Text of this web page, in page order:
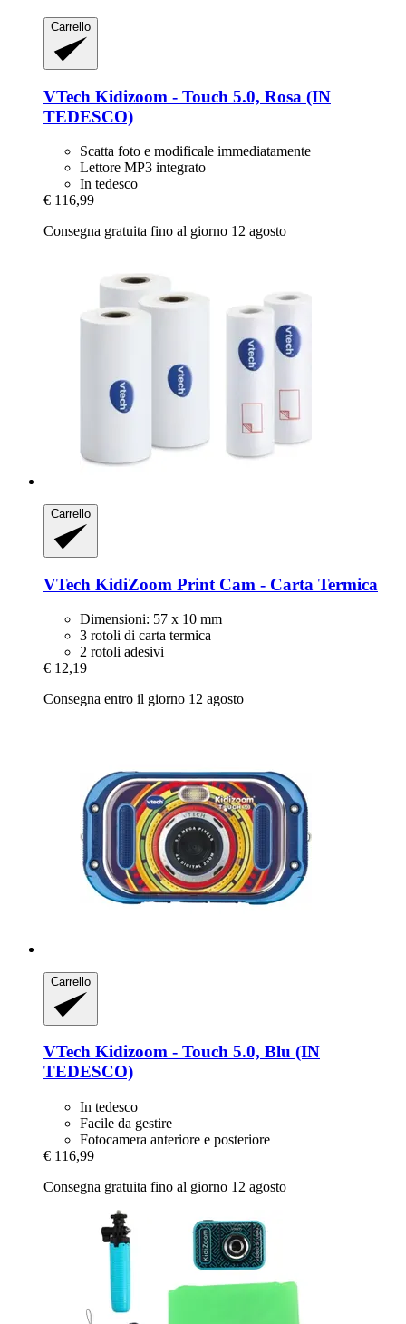
Carrello
VTech Kidizoom -​ Touch 5.0, Rosa (IN
TEDESCO)
Scatta foto e modificale immediatamente
Lettore MP3 integrato
In tedesco
€ 116,99
Consegna gratuita fino al giorno 12 agosto
Carrello
VTech KidiZoom Print Cam -​ Carta Termica
Dimensioni: 57 x 10 mm
3 rotoli di carta termica
2 rotoli adesivi
€ 12,19
Consegna entro il giorno 12 agosto
Carrello
VTech Kidizoom -​ Touch 5.0, Blu (IN
TEDESCO)
In tedesco
Facile da gestire
Fotocamera anteriore e posteriore
€ 116,99
Consegna gratuita fino al giorno 12 agosto